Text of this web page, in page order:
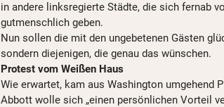
in andere linksregierte Städte, die sich fernab
gutmenschlich geben.
Nun sollen die mit den ungebetenen Gästen
sondern diejenigen, die genau das wünschen.
Protest vom Weißen Haus
Wie erwartet, kam aus Washington umgehend
Abbott wolle sich „einen persönlichen Vorteil